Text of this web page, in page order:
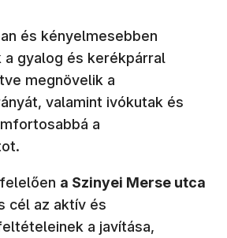
és kényelmesebben
gyalog és kerékpárral
megnövelik a
valamint ivókutak és
a
a Szinyei Merse utca
cél az aktív és
a javítása,